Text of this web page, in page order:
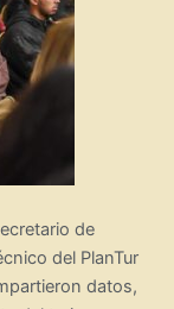
de
del PlanTur
datos,